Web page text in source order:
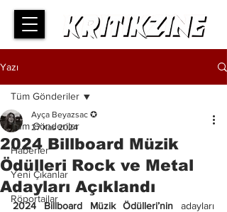
Yazı
Tüm Gönderiler
Haberler
Yeni Çıkanlar
Röportajlar
Tüm Gönderiler
2024 Billboard Müzik
Ödülleri Rock ve Metal
Adayları Açıklandı
Ayça Beyazsac ✪
27 Kas 2024
2024 Billboard Müzik Ödülleri’nin adayları